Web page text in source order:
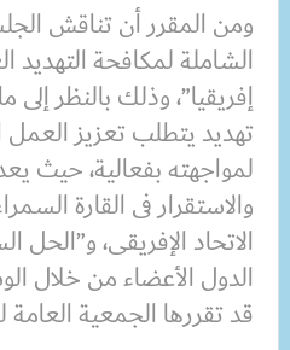
ومن المقرر أن تناقش
الشاملة لمكافحة التهديد
إفريقيا”، وذلك بالنظر إلى
تهديد يتطلب تعزيز
لمواجهته بفعالية، حيث
والاستقرار فى القارة
الاتحاد الإفريقى، و”الحل
الدول الأعضاء من خلال
قد تقررها الجمعية العامة